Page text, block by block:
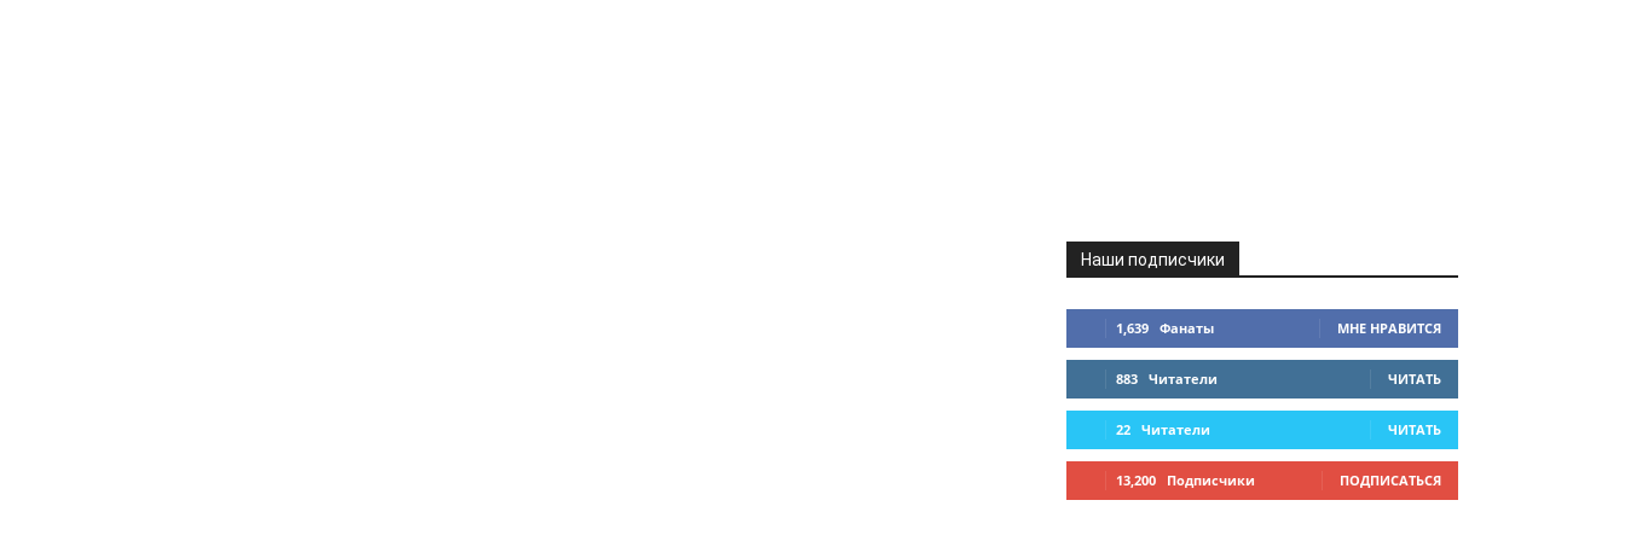
Наши подписчики
1,639 Фанаты МНЕ НРАВИТСЯ
883 Читатели ЧИТАТЬ
22 Читатели ЧИТАТЬ
13,200 Подписчики ПОДПИСАТЬСЯ